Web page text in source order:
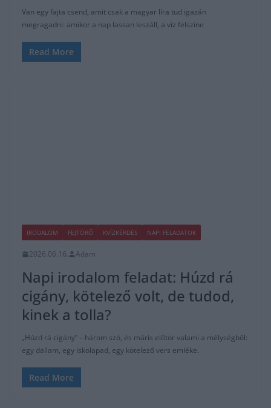
Van egy fajta csend, amit csak a magyar líra tud igazán
megragadni: amikor a nap lassan leszáll, a víz felszíne
Read More
IRODALOM FEJTÖRŐ KVÍZKÉRDÉS NAPI FELADATOK
2026.06.16. Adam
Napi irodalom feladat: Húzd rá
cigány, kötelező volt, de tudod,
kinek a tolla?
„Húzd rá cigány” – három szó, és máris előtör valami a mélységből:
egy dallam, egy iskolapad, egy kötelező vers emléke.
Read More